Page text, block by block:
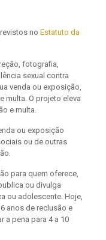
no Estatuto da
fotografia,
sexual contra
venda ou exposição,
multa. O projeto eleva
e multa.
ou exposição
ou de outras
para quem oferece,
ou divulga
ou adolescente. Hoje,
anos de reclusão e
a pena para 4 a 10